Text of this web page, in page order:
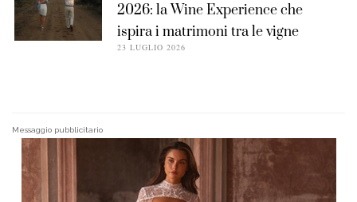
2026: la Wine Experience che
ispira i matrimoni tra le vigne
23 LUGLIO 2026
Messaggio pubblicitario